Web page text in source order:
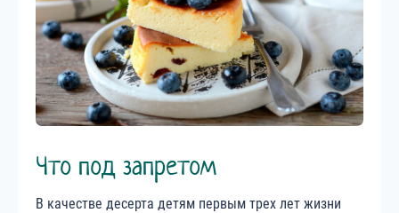
Что под запретом
В качестве десерта детям первым трех лет жизни